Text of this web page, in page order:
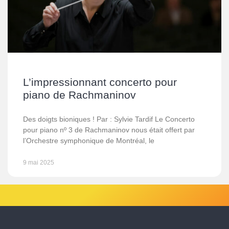
L’impressionnant concerto pour
piano de Rachmaninov
Des doigts bioniques ! Par : Sylvie Tardif Le Concerto
pour piano nº 3 de Rachmaninov nous était offert par
l’Orchestre symphonique de Montréal, le
9 mai 2025